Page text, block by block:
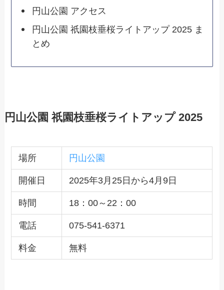
円山公園 アクセス
円山公園 祇園枝垂桜ライトアップ 2025 ま
とめ
円山公園 祇園枝垂桜ライトアップ 2025
場所 円山公園
開催日 2025年3月25日から4月9日
時間 18：00～22：00
電話 075-541-6371
料金 無料